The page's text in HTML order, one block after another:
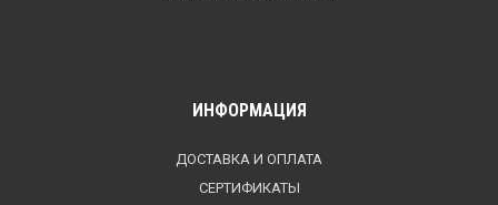
ИНФОРМАЦИЯ
ДОСТАВКА И ОПЛАТА
СЕРТИФИКАТЫ